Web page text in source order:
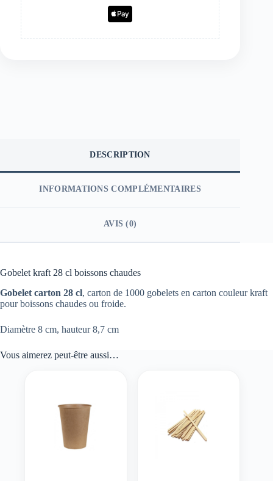
DESCRIPTION
INFORMATIONS COMPLÉMENTAIRES
AVIS (0)
Gobelet kraft 28 cl boissons chaudes
Gobelet carton 28 cl, carton de 1000 gobelets en carton couleur kraft
pour boissons chaudes ou froide.
Diamètre 8 cm, hauteur 8,7 cm
Vous aimerez peut-être aussi…